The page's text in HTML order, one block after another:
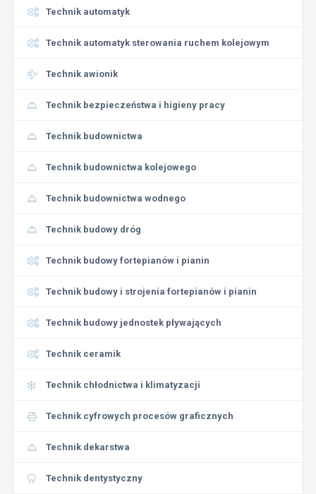
Technik automatyk
Technik automatyk sterowania ruchem kolejowym
Technik awionik
Technik bezpieczeństwa i higieny pracy
Technik budownictwa
Technik budownictwa kolejowego
Technik budownictwa wodnego
Technik budowy dróg
Technik budowy fortepianów i pianin
Technik budowy i strojenia fortepianów i pianin
Technik budowy jednostek pływających
Technik ceramik
Technik chłodnictwa i klimatyzacji
Technik cyfrowych procesów graficznych
Technik dekarstwa
Technik dentystyczny